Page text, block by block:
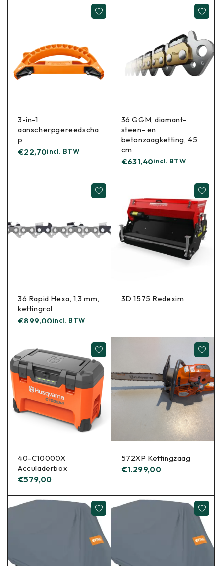
3-in-1
aanscherpgereedscha
p
€22,70incl. BTW
36 GGM, diamant-
steen- en
betonzaagketting, 45
cm
€631,40incl. BTW
36 Rapid Hexa, 1,3 mm,
kettingrol
€899,00incl. BTW
3D 1575 Redexim
40-C10000X
Acculaderbox
€579,00
572XP Kettingzaag
€1.299,00